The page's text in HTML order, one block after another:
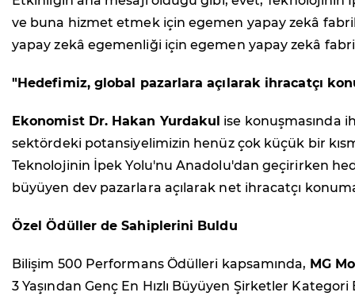
ve buna hizmet etmek için egemen yapay zekâ
yapay zekâ egemenliği için egemen yapay zekâ
"Hedefimiz, global pazarlara açılarak ihracatçı
Ekonomist Dr. Hakan Yurdakul ise konuşmasında
sektördeki potansiyelimizin henüz çok küçük bir
Teknolojinin İpek Yolu'nu Anadolu'dan geçirirken
büyüyen dev pazarlara açılarak net ihracatçı
Özel Ödüller de Sahiplerini Buldu
Bilişim 500 Performans Ödülleri kapsamında, MG
3 Yaşından Genç En Hızlı Büyüyen Şirketler